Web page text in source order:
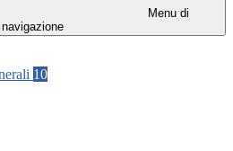
Menu di
navigazione
10